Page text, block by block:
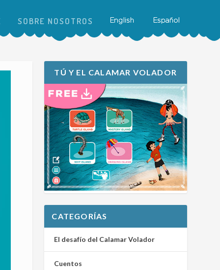
SOBRE NOSOTROS
TÚ Y EL CALAMAR VOLADOR
CATEGORÍAS
El desafío del Calamar Volador
Cuentos